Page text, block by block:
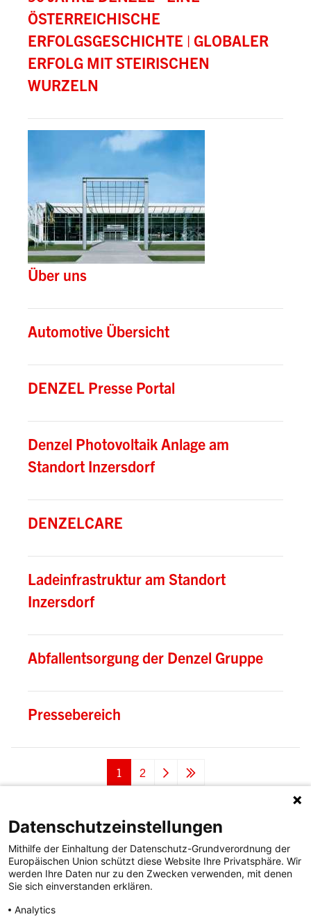
ÖSTERREICHISCHE
ERFOLGSGESCHICHTE | GLOBALER
ERFOLG MIT STEIRISCHEN
WURZELN
Über uns
Automotive Übersicht
DENZEL Presse Portal
Denzel Photovoltaik Anlage am
Standort Inzersdorf
DENZELCARE
Ladeinfrastruktur am Standort
Inzersdorf
Abfallentsorgung der Denzel Gruppe
Pressebereich
Seitennummerierung
Aktuelle
Seite
1 Seite
2 WeiterLetzte
Seite
Change language
Footer
Menü
DENZEL Standorte
Zitta
Plattner
Datenschutzeinstellungen
Mithilfe der Einhaltung der Datenschutz-Grundverordnung der
Europäischen Union schützt diese Website Ihre Privatsphäre. Wir
werden Ihre Daten nur zu den Zwecken verwenden, mit denen
Sie sich einverstanden erklären.
Analytics